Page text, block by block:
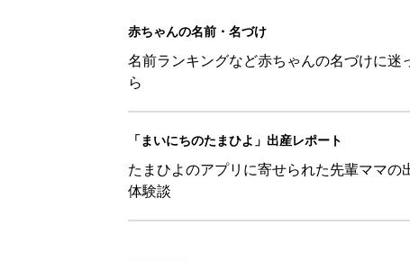
【梛】を使った名前の漢字の意
【徠】を使った名前の漢字の意味
妊娠・出産
【彗】を使った名前の漢字の意